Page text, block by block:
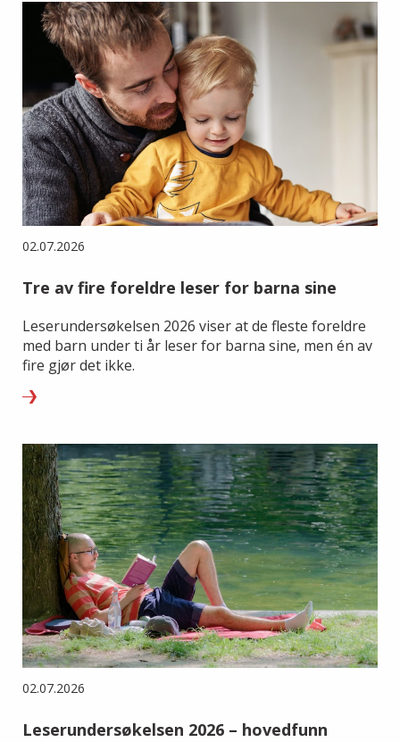
02.07.2026
Tre av fire foreldre leser for barna sine
Leserundersøkelsen 2026 viser at de fleste foreldre
med barn under ti år leser for barna sine, men én av
fire gjør det ikke.
02.07.2026
Leserundersøkelsen 2026 – hovedfunn